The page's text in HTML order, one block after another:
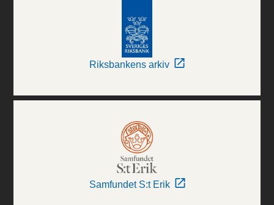
Riksbankens arkiv
Samfundet S:t Erik